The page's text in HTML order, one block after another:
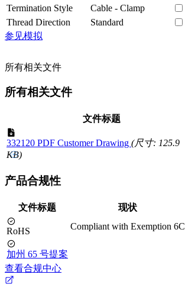
Termination Style
Cable - Clamp
Thread Direction
Standard
参见模拟
所有相关文件
所有相关文件
文件标题
332120 PDF Customer Drawing (尺寸: 125.9
KB)
产品合规性
文件标题 现状
RoHS Compliant with Exemption 6C
加州 65 号提案
查看合规中心